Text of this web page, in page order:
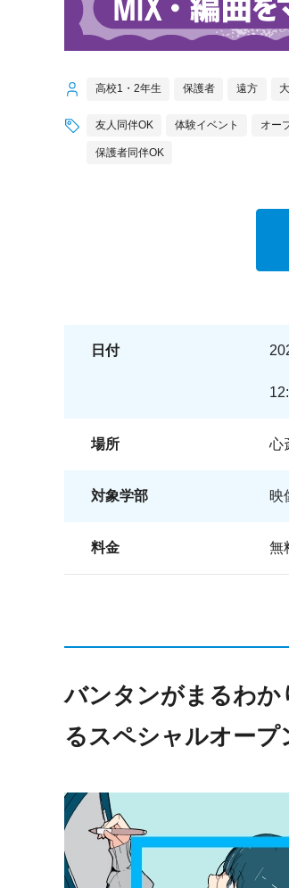
高校1・2年生 保護者 遠方
友人同伴OK 体験イベント オー
保護者同伴OK
日付
場所 心
対象学部 映
料金 無
バンタンがまるわか
るスペシャルオープ